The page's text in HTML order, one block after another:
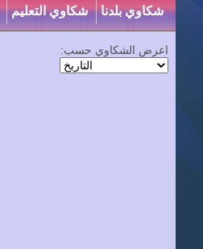
شكاوي بلدنا شكاوي التعليم
اعرض الشكاوي حسب: